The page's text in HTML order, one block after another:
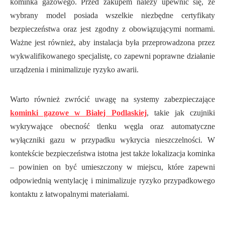
wybrany model posiada wszelkie niezbędne certyfikaty
bezpieczeństwa oraz jest zgodny z obowiązującymi normami.
Ważne jest również, aby instalacja była przeprowadzona przez
wykwalifikowanego specjalistę, co zapewni poprawne działanie
urządzenia i minimalizuje ryzyko awarii.
Warto również zwrócić uwagę na systemy zabezpieczające
kominki gazowe w Białej Podlaskiej, takie jak czujniki
wykrywające obecność tlenku węgla oraz automatyczne
wyłączniki gazu w przypadku wykrycia nieszczelności. W
kontekście bezpieczeństwa istotna jest także lokalizacja kominka
– powinien on być umieszczony w miejscu, które zapewni
odpowiednią wentylację i minimalizuje ryzyko przypadkowego
kontaktu z łatwopalnymi materiałami.